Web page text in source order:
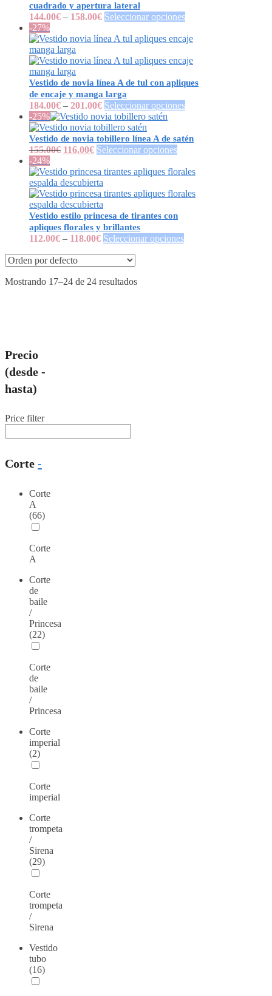
cuadrado y apertura lateral
144.00€ – 158.00€ Seleccionar opciones
-27%
Vestido de novia línea A de tul con apliques
de encaje y manga larga
184.00€ – 201.00€ Seleccionar opciones
-25%
Vestido de novia tobillero línea A de satén
155.00€ 116.00€ Seleccionar opciones
-24%
Vestido estilo princesa de tirantes con
apliques florales y brillantes
112.00€ – 118.00€ Seleccionar opciones
Mostrando 17–24 de 24 resultados
Precio
(desde -
hasta)
Price filter
Corte -
Corte
A
(66)
Corte
A
Corte
de
baile
/
Princesa
(22)
Corte
de
baile
/
Princesa
Corte
imperial
(2)
Corte
imperial
Corte
trompeta
/
Sirena
(29)
Corte
trompeta
/
Sirena
Vestido
tubo
(16)